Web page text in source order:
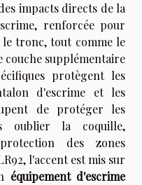
impacts directs de la
renforcée pour
le tronc, tout comme le
supplémentaire
protègent les
d'escrime et les
de protéger les
oublier la coquille,
des zones
l'accent est mis sur
équipement d'escrime